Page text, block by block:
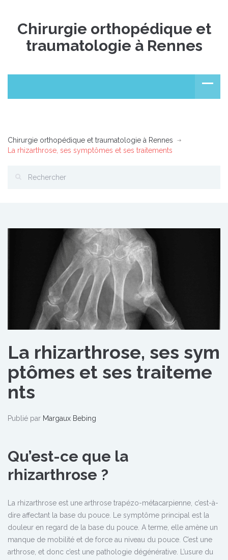
Chirurgie orthopédique et
traumatologie à Rennes
Chirurgie orthopédique et traumatologie à Rennes
La rhizarthrose, ses symptômes et ses traitements
La rhizarthrose, ses sym
ptômes et ses traiteme
nts
Publié par Margaux Bebing
Qu’est-ce que la
rhizarthrose ?
La rhizarthrose est une arthrose trapézo-métacarpienne, c’est-à-
dire affectant la base du pouce. Le symptôme principal est la
douleur en regard de la base du pouce. A terme, elle amène un
manque de mobilité et de force au niveau du pouce. C’est une
arthrose, et donc c’est une pathologie dégénérative. L’usure du